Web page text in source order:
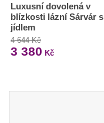
Luxusní dovolená v
blízkosti lázní Sárvár s
jídlem
4 644 Kč
3 380 Kč